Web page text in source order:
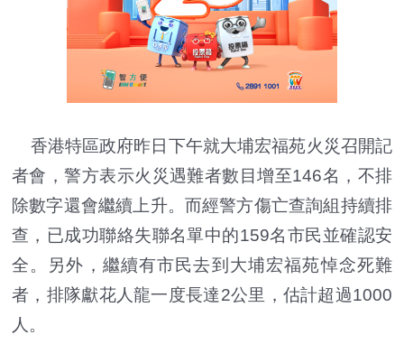
香港特區政府昨日下午就大埔宏福苑火災召開記
者會，警方表示火災遇難者數目增至146名，不排
除數字還會繼續上升。而經警方傷亡查詢組持續排
查，已成功聯絡失聯名單中的159名市民並確認安
全。另外，繼續有市民去到大埔宏福苑悼念死難
者，排隊獻花人龍一度長達2公里，估計超過1000
人。